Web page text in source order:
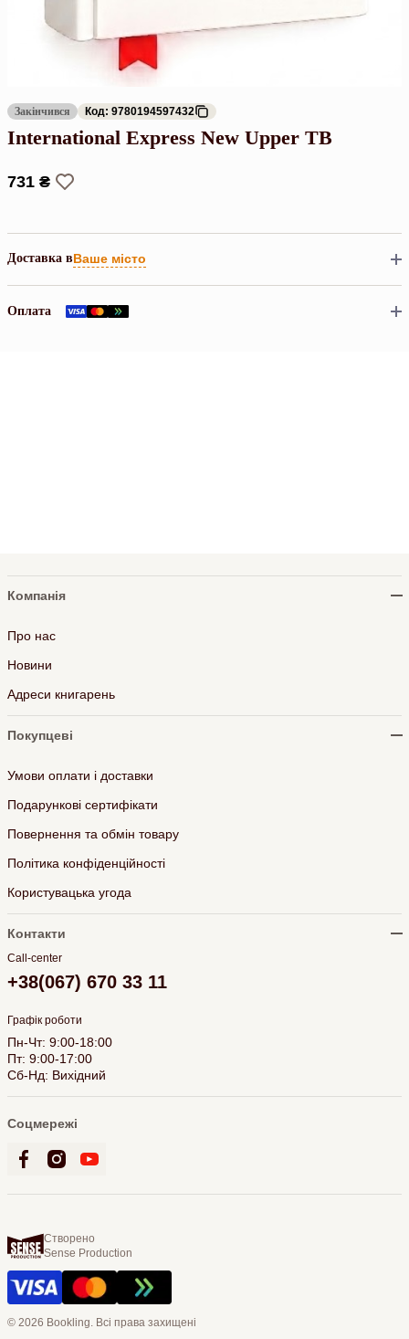
Закінчився Код: 9780194597432
International Express New Upper TB
731 ₴
Доставка вВаше місто
Оплата
Компанія
Про нас
Новини
Адреси книгарень
Покупцеві
Умови оплати і доставки
Подарункові сертифікати
Повернення та обмін товару
Політика конфіденційності
Користувацька угода
Контакти
Call-center
+38(067) 670 33 11
Графік роботи
Пн-Чт: 9:00-18:00
Пт: 9:00-17:00
Сб-Нд: Вихідний
Соцмережі
Створено
Sense Production
© 2026 Bookling. Всі права захищені